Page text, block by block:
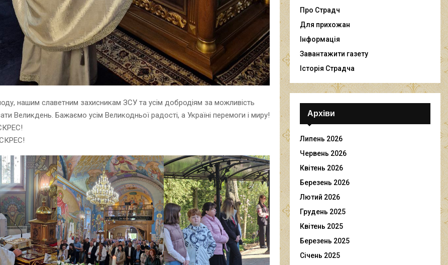
нашим славетним захисникам ЗСУ та усім добродіям за можливість
Великдень. Бажаємо усім Великодньої радості, а Україні перемоги і миру!
Про Страдч
Для прихожан
Інформація
Завантажити газету
Історія Страдча
Архіви
Липень 2026
Червень 2026
Квітень 2026
Березень 2026
Лютий 2026
Грудень 2025
Квітень 2025
Березень 2025
Січень 2025